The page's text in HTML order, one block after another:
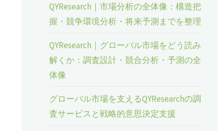
QYResearch｜市場分析の全体像：構造把
握・競争環境分析・将来予測までを整理
QYResearch｜グローバル市場をどう読み
解くか：調査設計・競合分析・予測の全
体像
グローバル市場を支えるQYResearchの調
査サービスと戦略的意思決定支援